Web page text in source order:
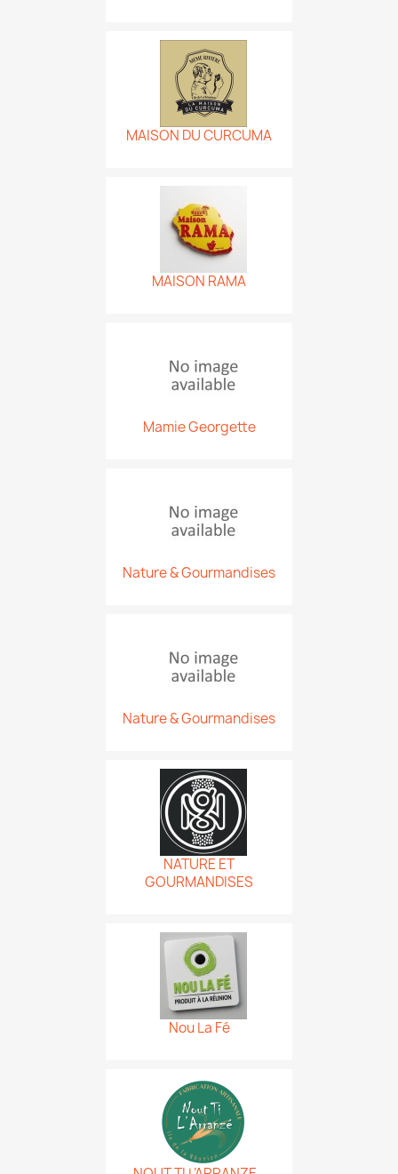
MAISON DU CURCUMA
MAISON RAMA
Mamie Georgette
Nature & Gourmandises
Nature & Gourmandises
NATURE ET
GOURMANDISES
Nou La Fé